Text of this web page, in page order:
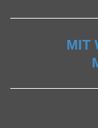
MIT